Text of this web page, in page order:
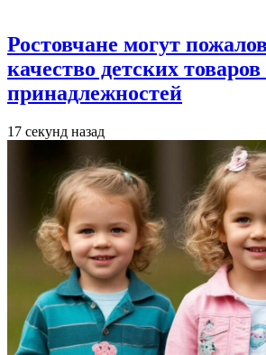
Ростовчане могут
качество детских
принадлежностей
17 секунд назад